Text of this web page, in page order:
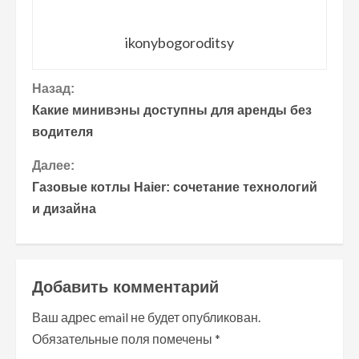
ikonybogoroditsy
П
р
о
д
ж
и
Назад:
Какие минивэны доступны для аренды без
водителя
Далее:
Газовые котлы Haier: сочетание технологий
и дизайна
Добавить комментарий
Ваш адрес email не будет опубликован.
Обязательные поля помечены *